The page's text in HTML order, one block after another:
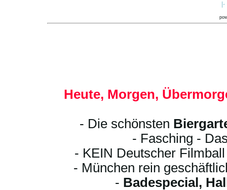
Heute, Morgen,
- Die schönsten
- Fasching -
- KEIN Deutscher
- München rein
- Badespecial,